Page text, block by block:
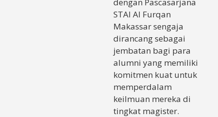
STAI Al Furqan
Makassar sengaja
dirancang sebagai
jembatan bagi para
alumni yang memiliki
komitmen kuat untuk
memperdalam
keilmuan mereka di
tingkat magister.